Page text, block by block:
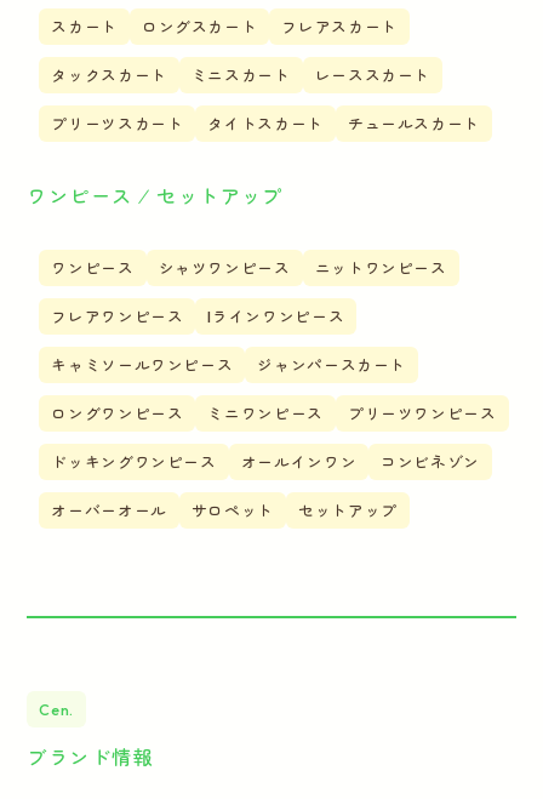
スカート ロングスカート フレアスカート
タックスカート ミニスカート レーススカート
プリーツスカート タイトスカート チュールスカート
ワンピース ⁄ セットアップ
ワンピース シャツワンピース ニットワンピース
フレアワンピース Iラインワンピース
キャミソールワンピース ジャンパースカート
ロングワンピース ミニワンピース プリーツワンピース
ドッキングワンピース オールインワン コンビネゾン
オーバーオール サロペット セットアップ
Cen.
ブランド情報